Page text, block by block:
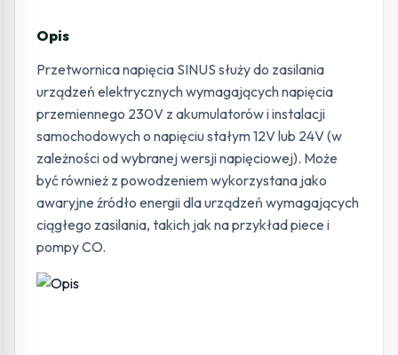
Opis
Przetwornica napięcia SINUS służy do zasilania
urządzeń elektrycznych wymagających napięcia
przemiennego 230V z akumulatorów i instalacji
samochodowych o napięciu stałym 12V lub 24V (w
zależności od wybranej wersji napięciowej). Może
być również z powodzeniem wykorzystana jako
awaryjne źródło energii dla urządzeń wymagających
ciągłego zasilania, takich jak na przykład piece i
pompy CO.